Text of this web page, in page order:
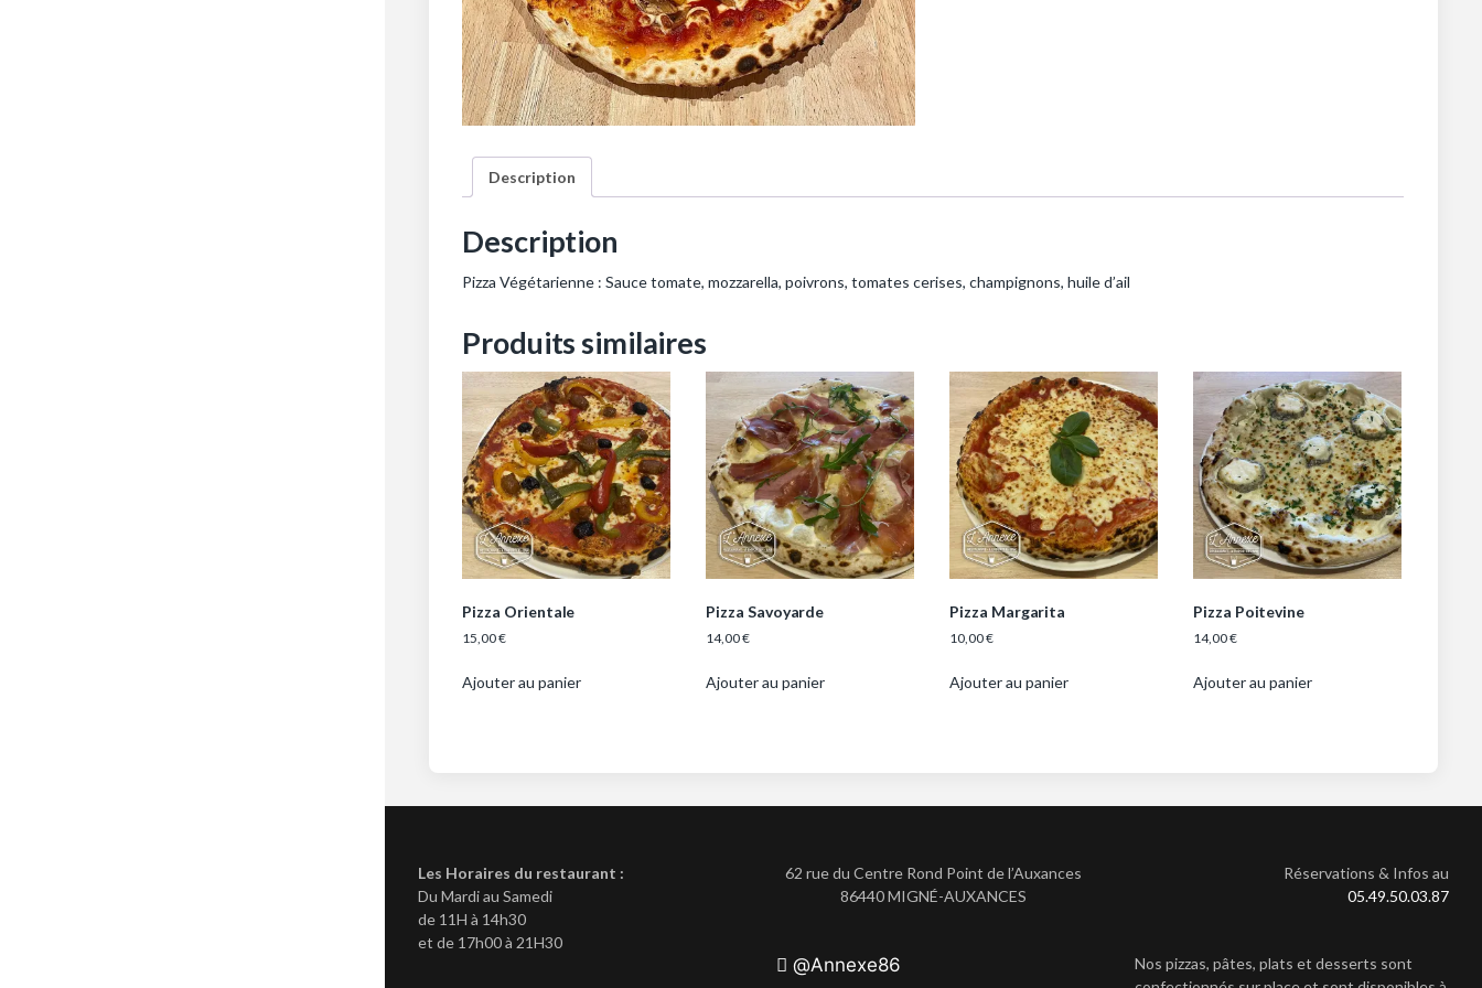
n
Description
Description
Pizza Végétarienne : Sauce tomate, mozzarella, poivrons, tomates cerises, champignons, huile d’ail
Produits similaires
Pizza Orientale
15,00€
Ajouter au panier
Pizza Savoyarde
14,00€
Ajouter au panier
Pizza Margarita
10,00€
Ajouter au panier
Pizza Poitevine
14,00€
Ajouter au panier
Les Horaires du restaurant :
Du Mardi au Samedi
de 11H à 14h30
et de 17h00 à 21H30
62 rue du Centre Rond Point de l’Auxances
86440 MIGNÉ-AUXANCES
@Annexe86
Réservations & Infos au
05.49.50.03.87
Nos pizzas, pâtes, plats et desserts sont